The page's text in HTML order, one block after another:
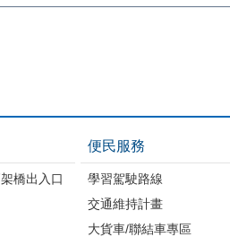
橋出入口
便民服務
學習駕駛路線
交通維持計畫
大貨車/聯結車專區